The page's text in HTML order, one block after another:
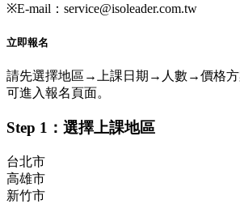
※E-mail：service@isoleader.com.tw
立即報名
請先選擇地區→上課日期→人數→價格方
可進入報名頁面。
Step 1：選擇上課地區
台北市
高雄市
新竹市